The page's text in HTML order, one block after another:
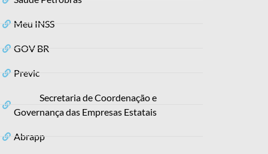
Meu INSS
GOV BR
Previc
Secretaria de Coordenação e
Governança das Empresas Estatais
Abrapp